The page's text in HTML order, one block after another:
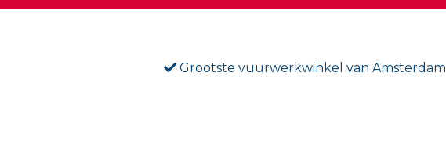
Grootste vuurwerkwinkel van Amsterdam